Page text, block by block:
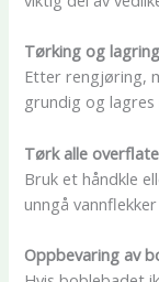
Tørking og lagring
Etter rengjøring,
grundig og lagres
Tørk alle
Bruk et håndkle
unngå
Oppbevaring av